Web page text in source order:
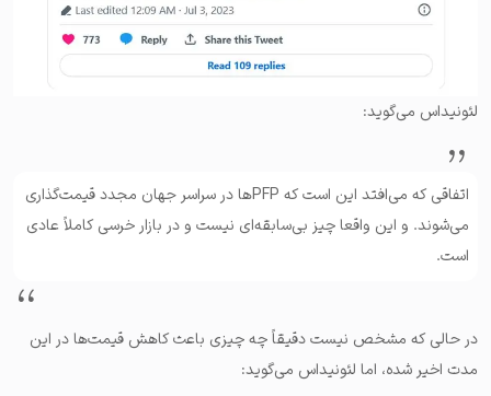
لئونیداس می‌گوید:
اتفاقی که می‌افتد این است که PFPها در سراسر جهان مجدد قیمت‌گذاری
می‌شوند. و این واقعا چیز بی‌سابقه‌ای نیست و در بازار خرسی کاملاً عادی
است.
در حالی که مشخص نیست دقیقاً چه چیزی باعث کاهش قیمت‌ها در این
مدت اخیر شده، اما لئونیداس می‌گوید: